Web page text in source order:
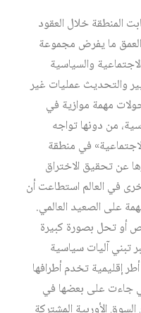
المنطقة خلال العقود
ما يفرض مجموعة
والسياسية
والتحديث عمليات غير
مهمة موازية في
من دونها تواجه
في منطقة
عن تحقيق الاختراق
في العالم استطاعت أن
على الصعيد العالمي.
أو تحل بصورة كبيرة
تبني آليات سياسية
إقليمية تخدم أطرافها
جاءت على بعضها في